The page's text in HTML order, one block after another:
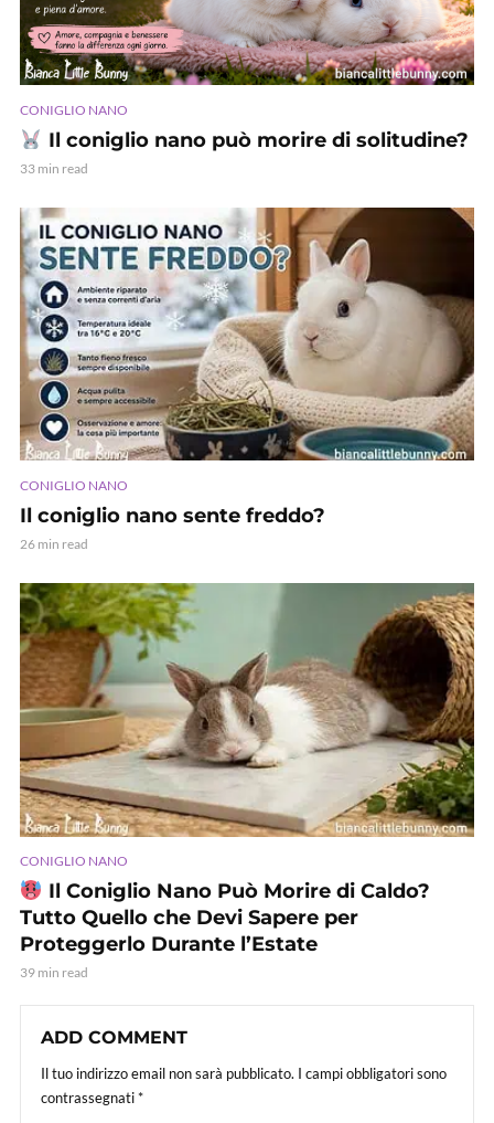
CONIGLIO NANO
Il coniglio nano può morire di solitudine?
33 min read
CONIGLIO NANO
Il coniglio nano sente freddo?
26 min read
CONIGLIO NANO
Il Coniglio Nano Può Morire di Caldo?
Tutto Quello che Devi Sapere per
Proteggerlo Durante l’Estate
39 min read
ADD COMMENT
Il tuo indirizzo email non sarà pubblicato. I campi obbligatori sono
contrassegnati*